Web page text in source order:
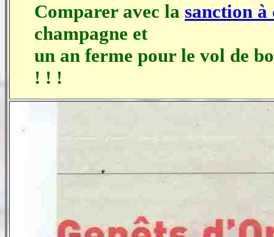
Comparer avec la sanction à
champagne et
un an ferme pour le vol de
! ! !